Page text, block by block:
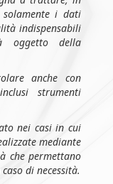
i dati
indispensabili
oggetto della
anche con
strumenti
nei casi in cui
mediante
che permettano
di necessità.